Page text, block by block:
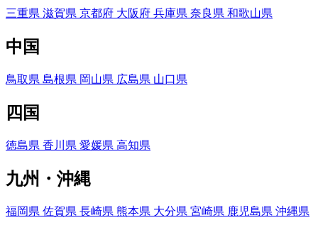
三重県 滋賀県 京都府 大阪府 兵庫県 奈良県 和歌山県
中国
鳥取県 島根県 岡山県 広島県 山口県
四国
徳島県 香川県 愛媛県 高知県
九州・沖縄
福岡県 佐賀県 長崎県 熊本県 大分県 宮崎県 鹿児島県 沖縄県